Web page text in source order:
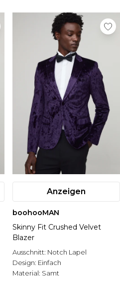
Anzeigen
boohooMAN
Skinny Fit Crushed Velvet
Blazer
Ausschnitt: Notch Lapel
Design: Einfach
Material: Samt